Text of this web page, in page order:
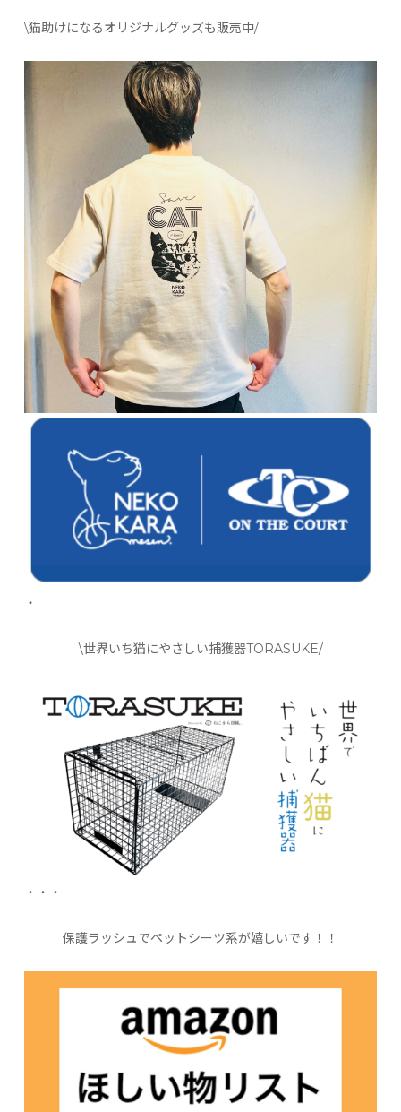
\猫助けになるオリジナルグッズも販売中/
・
\世界いち猫にやさしい捕獲器TORASUKE/
・・・
保護ラッシュでペットシーツ系が嬉しいです！！